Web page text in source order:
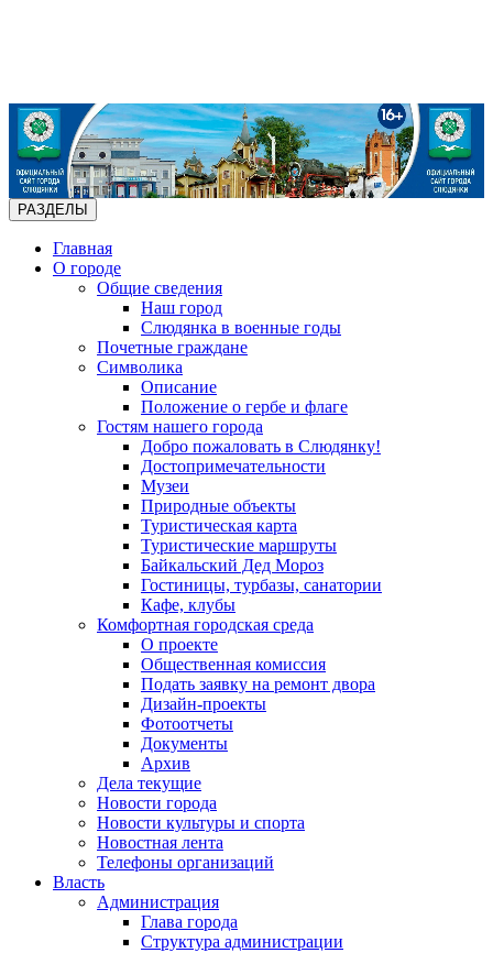
РАЗДЕЛЫ
Главная
О городе
Общие сведения
Наш город
Слюдянка в военные годы
Почетные граждане
Символика
Описание
Положение о гербе и флаге
Гостям нашего города
Добро пожаловать в Слюдянку!
Достопримечательности
Музеи
Природные объекты
Туристическая карта
Туристические маршруты
Байкальский Дед Мороз
Гостиницы, турбазы, санатории
Кафе, клубы
Комфортная городская среда
О проекте
Общественная комиссия
Подать заявку на ремонт двора
Дизайн-проекты
Фотоотчеты
Документы
Архив
Дела текущие
Новости города
Новости культуры и спорта
Новостная лента
Телефоны организаций
Власть
Администрация
Глава города
Структура администрации